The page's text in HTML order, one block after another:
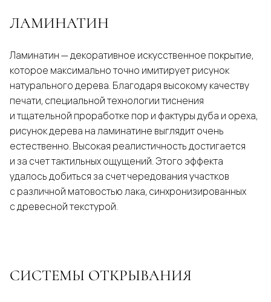
ЛАМИНАТИН
Ламинатин — декоративное искусственное покрытие,
которое максимально точно имитирует рисунок
натурального дерева. Благодаря высокому качеству
печати, специальной технологии тиснения
и тщательной проработке пор и фактуры дуба и ореха,
рисунок дерева на ламинатине выглядит очень
естественно. Высокая реалистичность достигается
и за счет тактильных ощущений. Этого эффекта
удалось добиться за счет чередования участков
с различной матовостью лака, синхронизированных
с древесной текстурой.
СИСТЕМЫ ОТКРЫВАНИЯ